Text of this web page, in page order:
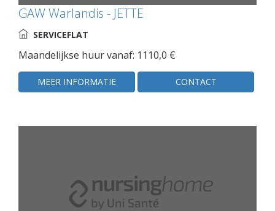
GAW Warlandis - JETTE
SERVICEFLAT
Maandelijkse huur vanaf: 1110,0 €
MEER INFORMATIE CONTACT